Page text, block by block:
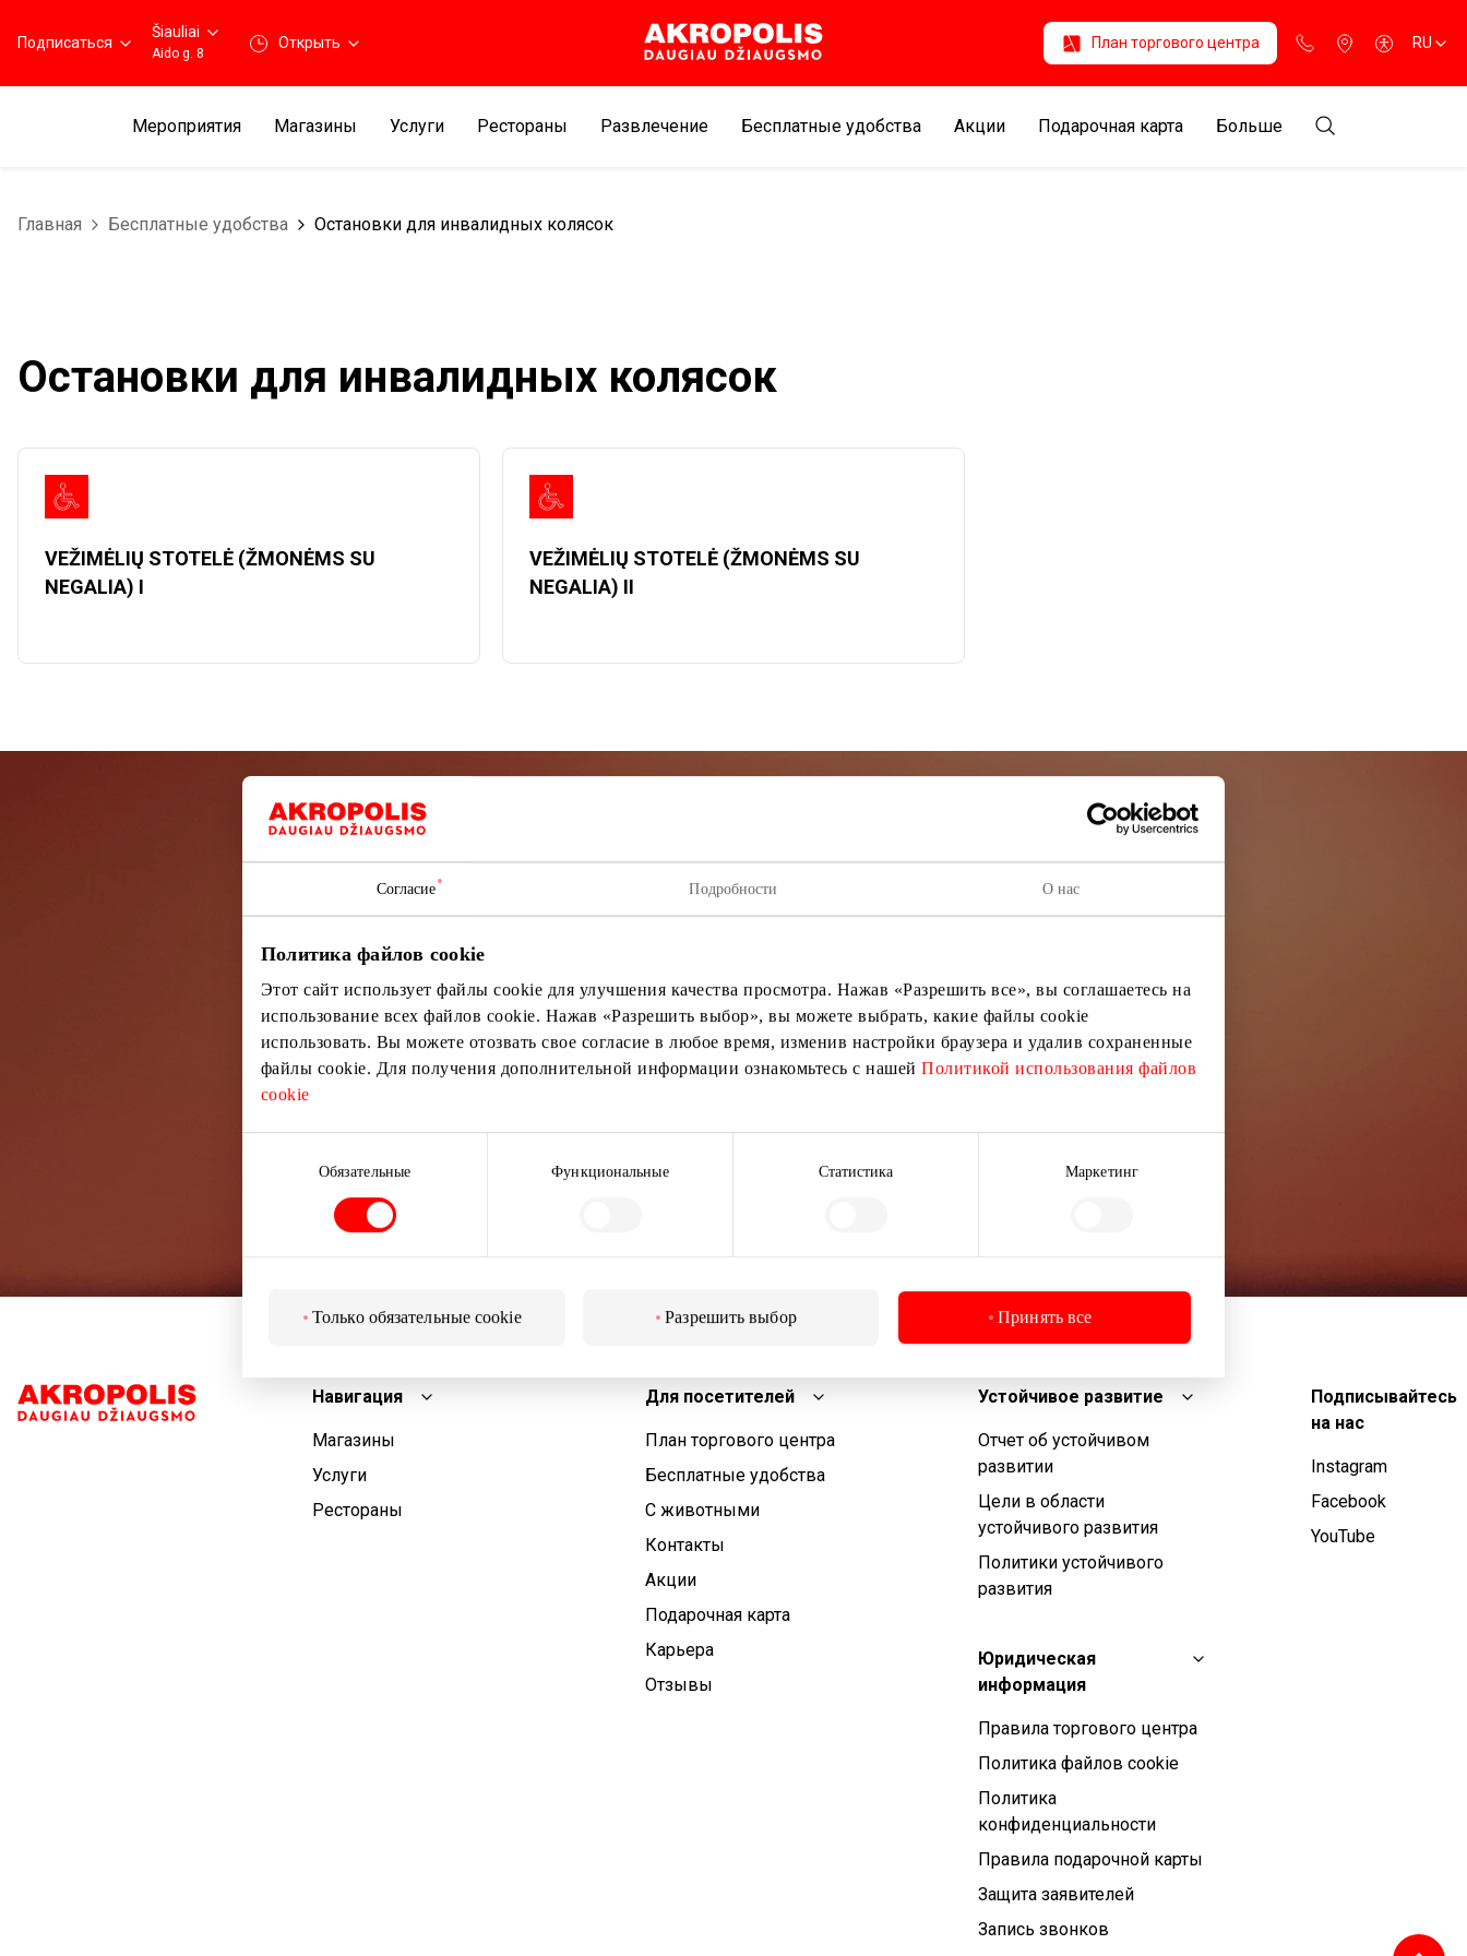
Согласие Подробности О нас
Политика файлов cookie
Этот сайт использует файлы cookie для улучшения качества просмотра. Нажав «Разрешить все», вы соглашаетесь на
использование всех файлов cookie. Нажав «Разрешить выбор», вы можете выбрать, какие файлы cookie
использовать. Вы можете отозвать свое согласие в любое время, изменив настройки браузера и удалив сохраненные
файлы cookie. Для получения дополнительной информации ознакомьтесь с нашейПолитикой использования файлов
cookie
Обязательные Функциональные Статистика Маркетинг
Только обязательные cookie Разрешить выбор Принять все
Подписаться
Šiauliai
Aido g. 8
Открыть План торгового центра RU
Мероприятия Магазины Услуги Рестораны Развлечение Бесплатные удобства Aкции Подарочная карта Больше
Главная Бесплатные удобства Остановки для инвалидных колясок
Остановки для инвалидных колясок
VEŽIMĖLIŲ STOTELĖ (ŽMONĖMS SU
NEGALIA) I
VEŽIMĖLIŲ STOTELĖ (ŽMONĖMS SU
NEGALIA) II
Подписывайтесь на рассылку новостей
Узнайте первыми о лучших предложениях, мероприятиях и самой свежей информации
Подписываясь на рассылку, вы подтверждаете, что
Навигация
Магазины
Услуги
Рестораны
Для посетителей
План торгового центра
Бесплатные удобства
С животными
Контакты
Aкции
Подарочная карта
Карьера
Отзывы
Устойчивое развитие
Отчет об устойчивом
развитии
Цели в области
устойчивого развития
Политики устойчивого
развития
Юридическая
информация
Правила торгового центра
Политика файлов cookie
Политика
конфиденциальности
Правила подарочной карты
Защита заявителей
Запись звонков
Подписывайтесь
на нас
Instagram
Facebook
YouTube